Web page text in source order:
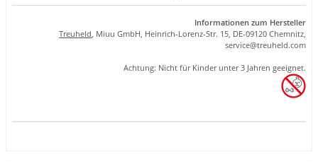
Informationen zum Hersteller
Treuheld, Miuu GmbH, Heinrich-Lorenz-Str. 15, DE-09120 Chemnitz,
service@treuheld.com
Achtung: Nicht für Kinder unter 3 Jahren geeignet.